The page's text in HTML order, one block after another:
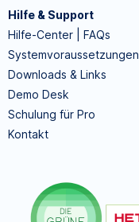
Hilfe & Support
Hilfe-Center | FAQs
Systemvoraussetzungen
Downloads & Links
Demo Desk
Schulung für Pro
Kontakt